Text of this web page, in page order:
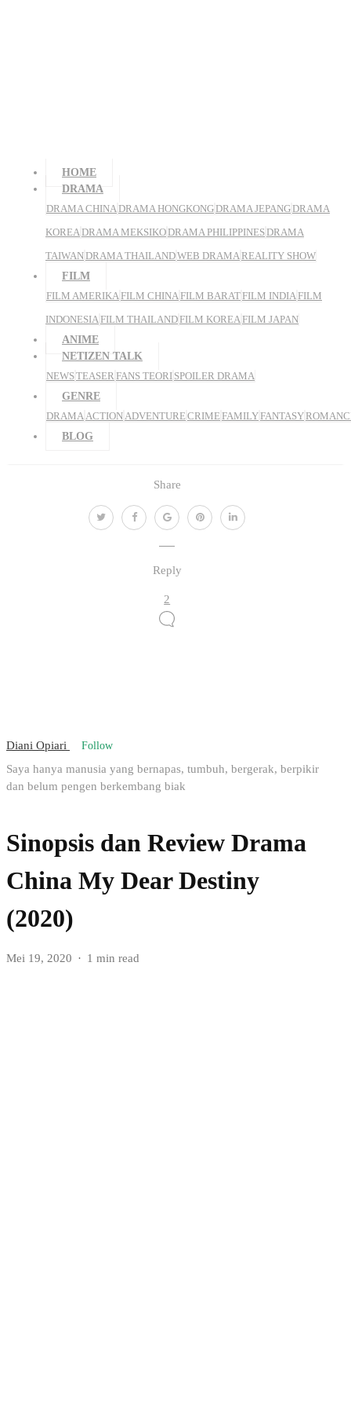
HOME
DRAMA
DRAMA CHINADRAMA HONGKONGDRAMA JEPANGDRAMA
KOREADRAMA MEKSIKODRAMA PHILIPPINESDRAMA
TAIWANDRAMA THAILANDWEB DRAMAREALITY SHOW
FILM
FILM AMERIKAFILM CHINAFILM BARATFILM INDIAFILM
INDONESIAFILM THAILANDFILM KOREAFILM JAPAN
ANIME
NETIZEN TALK
NEWSTEASERFANS TEORI SPOILER DRAMA
GENRE
DRAMAACTIONADVENTURECRIMEFAMILYFANTASY
BLOG
Share
Reply
2
Diani Opiari Follow
Saya hanya manusia yang bernapas, tumbuh, bergerak, berpikir
dan belum pengen berkembang biak
Sinopsis dan Review Drama
China My Dear Destiny
(2020)
Mei 19, 2020 1 min read